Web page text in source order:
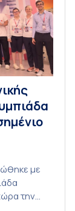
με
την